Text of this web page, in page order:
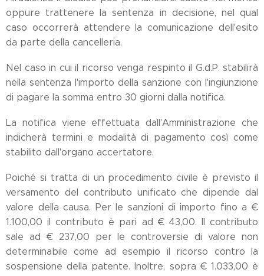
oppure trattenere la sentenza in decisione, nel qual
caso occorrerà attendere la comunicazione dell'esito
da parte della cancelleria.
Nel caso in cui il ricorso venga respinto il G.d.P. stabilirà
nella sentenza l'importo della sanzione con l'ingiunzione
di pagare la somma entro 30 giorni dalla notifica.
La notifica viene effettuata dall'Amministrazione che
indicherà termini e modalità di pagamento così come
stabilito dall'organo accertatore.
Poiché si tratta di un procedimento civile è previsto il
versamento del contributo unificato che dipende dal
valore della causa. Per le sanzioni di importo fino a €
1.100,00 il contributo è pari ad € 43,00. Il contributo
sale ad € 237,00 per le controversie di valore non
determinabile come ad esempio il ricorso contro la
sospensione della patente. Inoltre, sopra € 1.033,00 è